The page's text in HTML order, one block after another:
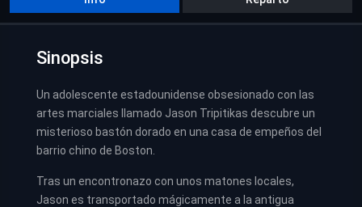
Sinopsis
Un adolescente estadounidense obsesionado con las
artes marciales llamado Jason Tripitikas descubre un
misterioso bastón dorado en una casa de empeños del
barrio chino de Boston.
Tras un encontronazo con unos matones locales,
Jason es transportado mágicamente a la antigua